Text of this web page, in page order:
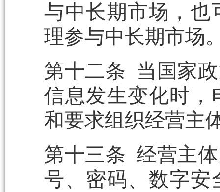
与中长期市场，也
理参与中长期市场
第十二条 当国家
信息发生变化时，
和要求组织经营主
第十三条 经营主
号、密码、数字安